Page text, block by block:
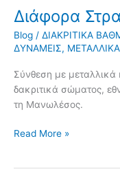
Διάφορα
Blog / ΔΙΑΚΡΙΤΙΚΑ
ΔΥΝΑΜΕΙΣ,
Σύνθεση με μεταλλικά
δακριτικά σώματος,
τη Μανωλέσος.
Read More »